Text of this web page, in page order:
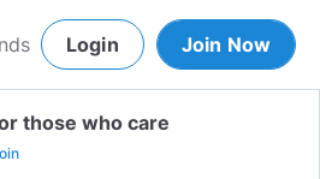
Login Join Now
those who care